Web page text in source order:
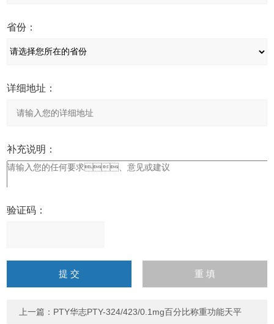
省份：
详细地址：
补充说明：
验证码：
字），如：三加四=7
上一篇： PTY华志PTY-324/423/0.1mg百分比称重功能天平